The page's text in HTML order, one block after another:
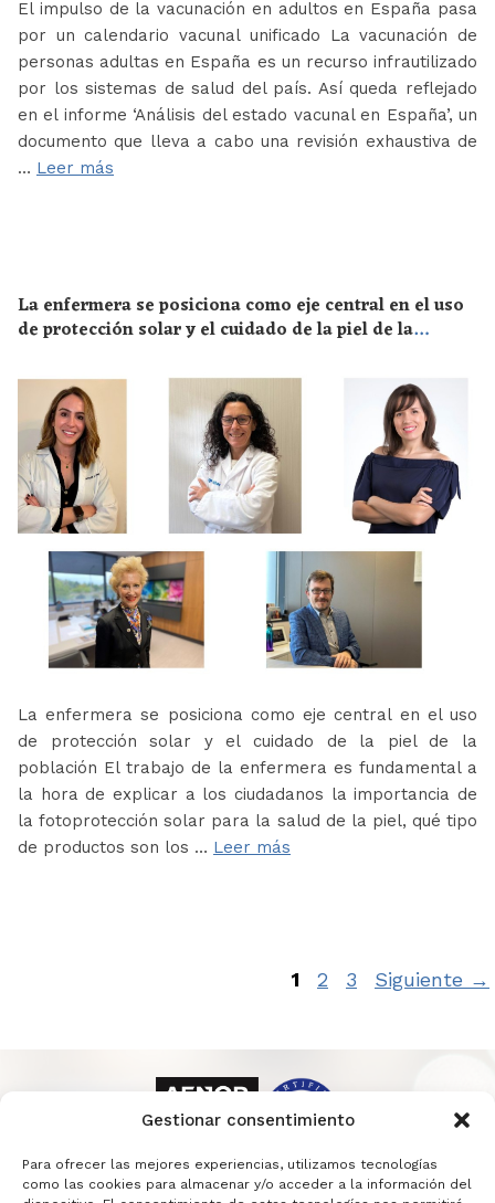
Gestionar consentimiento
Para ofrecer las mejores experiencias, utilizamos tecnologías
como las cookies para almacenar y/o acceder a la información del
El impulso de la vacunación en adultos en España pasa
por un calendario vacunal unificado La vacunación de
personas adultas en España es un recurso infrautilizado
por los sistemas de salud del país. Así queda reflejado
en el informe ‘Análisis del estado vacunal en España’, un
documento que lleva a cabo una revisión exhaustiva de
… Leer más
La enfermera se posiciona como eje central en el uso
de protección solar y el cuidado de la piel de la
La enfermera se posiciona como eje central en el uso
de protección solar y el cuidado de la piel de la
población El trabajo de la enfermera es fundamental a
la hora de explicar a los ciudadanos la importancia de
la fotoprotección solar para la salud de la piel, qué tipo
de productos son los … Leer más
Página
1 Página
2 Página
3 Siguiente →